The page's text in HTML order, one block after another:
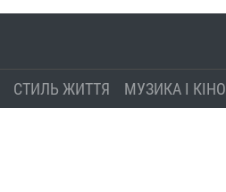
СТИЛЬ ЖИТТЯ МУЗИКА І КІНО